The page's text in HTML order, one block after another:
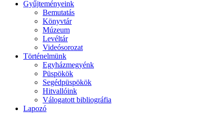
Gyűjteményeink
Bemutatás
Könyvtár
Múzeum
Levéltár
Videósorozat
Történelmünk
Egyházmegyénk
Püspökök
Segédpüspökök
Hitvallóink
Válogatott bibliográfia
Lapozó